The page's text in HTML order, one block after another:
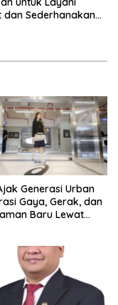
dan Sederhanakan
Generasi Urban
Gaya, Gerak, dan
Baru Lewat